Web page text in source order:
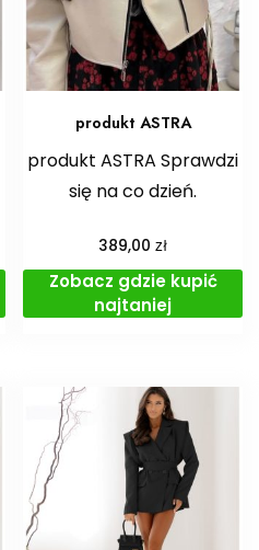
produkt ASTRA
produkt ASTRA Sprawdzi
się na co dzień.
389,00zł
Zobacz gdzie kupić
najtaniej